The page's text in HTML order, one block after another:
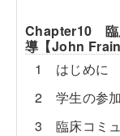
Chapter10 臨
導【John
1 はじめに
2 学生の参加
3 臨床コミュ